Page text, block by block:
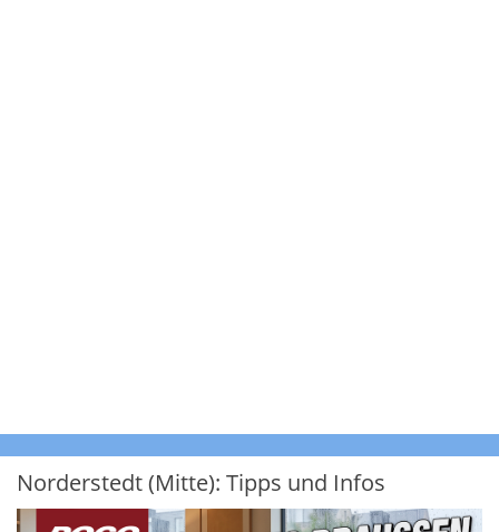
Norderstedt (Mitte): Tipps und Infos